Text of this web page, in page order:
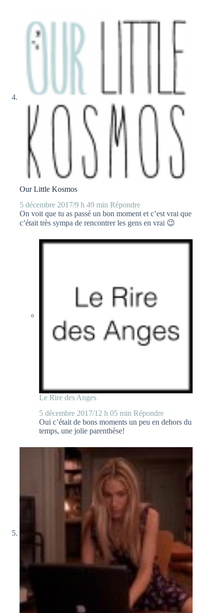
Our Little Kosmos
5 décembre 2017/9 h 49 min Répondre
On voit que tu as passé un bon moment et c’est vrai que
c’était très sympa de rencontrer les gens en vrai 😉
Le Rire des Anges
5 décembre 2017/12 h 05 min Répondre
Oui c’était de bons moments un peu en dehors du
temps, une jolie parenthèse!